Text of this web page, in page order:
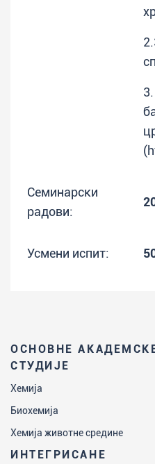
ОСНОВНЕ
СТУДИЈЕ
Хемија
Биохемија
Хемија животне средине
ИНТЕГРИСАНЕ
Семинарски
радови:
Усмени испит: